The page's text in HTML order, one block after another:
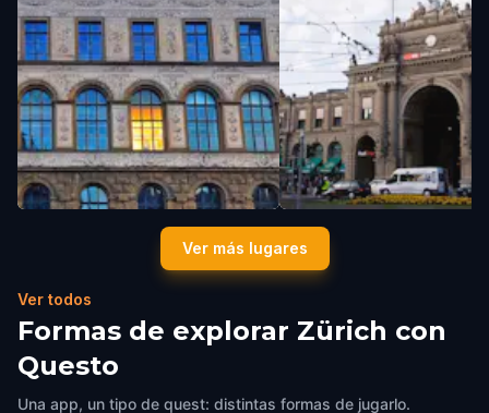
Zurich Main Station
Zürich
Ver más lugares
Ver todos
Formas de explorar Zürich con
Questo
Una app, un tipo de quest: distintas formas de jugarlo.